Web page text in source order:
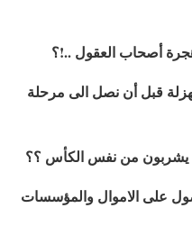
هجرة أصحاب العقول ..!؟
قبل أن نصل الى مرحلة
يشربون من نفس الكأس ؟؟
على الاموال والمؤسسات